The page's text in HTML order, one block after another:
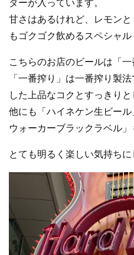
ダーが入っています。
甘さはあるけれど、レモン
もゴクゴク飲めるスペシャル
こちらのお店のビールは「一
「一番搾り」は一番搾り製
した上品なコクとすっきりと
他にも「ハイネケン生ビー
ウォーカーブラックラベル
とても明るく楽しい気持ち